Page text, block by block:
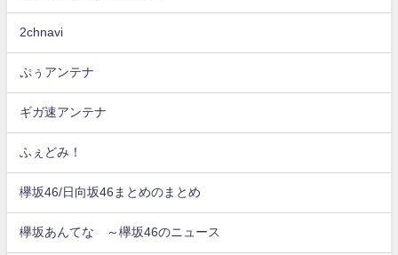
2chnavi
ぷぅアンテナ
ギガ速アンテナ
ふぇどみ！
欅坂46/日向坂46まとめのまとめ
欅坂あんてな ～欅坂46のニュース